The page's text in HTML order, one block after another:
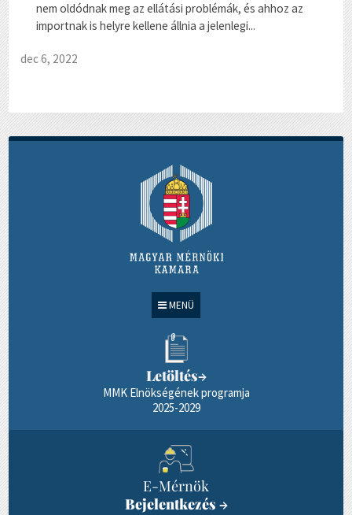
MENÜ
Letöltés→
MMK Elnökségének programja
2025-2029
E-Mérnök
Bejelentkezés →
nem oldódnak meg az ellátási problémák, és ahhoz az
importnak is helyre kellene állnia a jelenlegi...
dec 6, 2022